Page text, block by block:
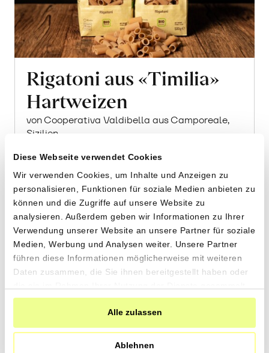
Diese Webseite verwendet Cookies
Wir verwenden Cookies, um Inhalte und Anzeigen zu
personalisieren, Funktionen für soziale Medien anbieten zu
können und die Zugriffe auf unsere Website zu
analysieren. Außerdem geben wir Informationen zu Ihrer
Verwendung unserer Website an unsere Partner für soziale
Medien, Werbung und Analysen weiter. Unsere Partner
führen diese Informationen möglicherweise mit weiteren
Daten zusammen, die Sie ihnen bereitgestellt haben oder
haben.
Alle zulassen
Ablehnen
Rigatoni aus «Timilia»
Hartweizen
von Cooperativa Valdibella aus Camporeale,
Sizilien
CHF7.90
CHF0.79 pro 100g
Mehr
über
Pasta
e
Ceci
–
Pasta
mit
Kichererbsen
erfahren